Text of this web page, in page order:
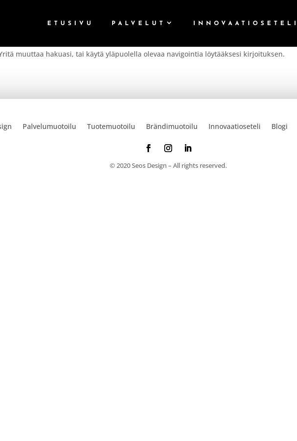
ETUSIVU PALVELUT INNOVAATIOSETELI
muuttaa hakuasi, tai käytä yläpuolella olevaa navigointia löytääksesi kirjoituksen.
Palvelumuotoilu Tuotemuotoilu Brändimuotoilu Innovaatioseteli Blogi
© 2020 Seos Design – All rights reserved.